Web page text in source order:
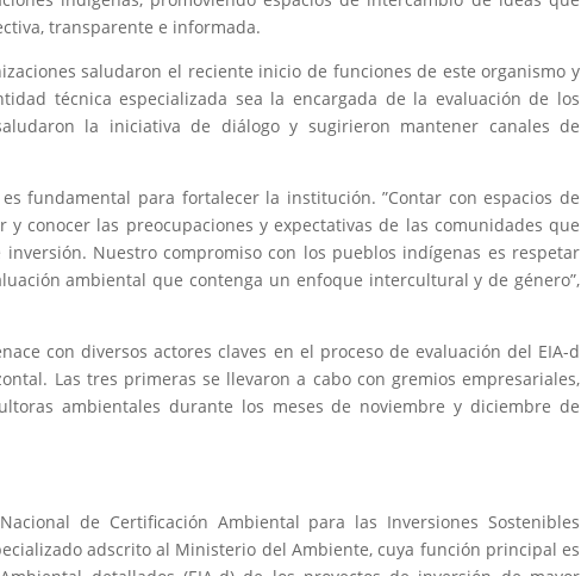
transparente e informada.
saludaron el reciente inicio de funciones de este organismo y
técnica especializada sea la encargada de la evaluación de los
la iniciativa de diálogo y sugirieron mantener canales de
fundamental para fortalecer la institución. ”Contar con espacios de
conocer las preocupaciones y expectativas de las comunidades que
Nuestro compromiso con los pueblos indígenas es respetar
ambiental que contenga un enfoque intercultural y de género”,
con diversos actores claves en el proceso de evaluación del EIA-d
Las tres primeras se llevaron a cabo con gremios empresariales,
ambientales durante los meses de noviembre y diciembre de
de Certificación Ambiental para las Inversiones Sostenibles
adscrito al Ministerio del Ambiente, cuya función principal es